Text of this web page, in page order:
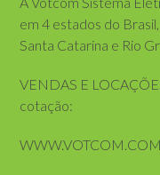
em 4 estados do
Santa Catarina e Rio
VENDAS E
cotação: